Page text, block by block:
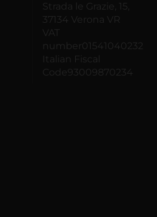
Strada le Grazie, 15,
37134 Verona VR
VAT
number01541040232
Italian Fiscal
Code93009870234